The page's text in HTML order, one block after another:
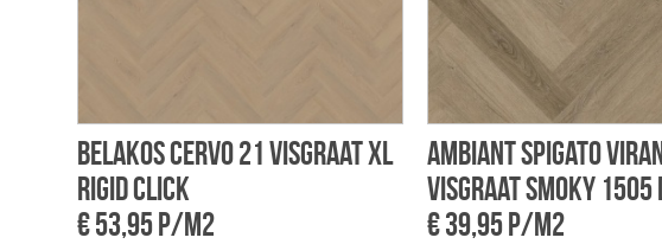
Belakos Cervo 21 visgraat XL
rigid click
€ 53,95 p/m2
Ambiant Spigato
visgraat smoky
€ 39,95 p/m2